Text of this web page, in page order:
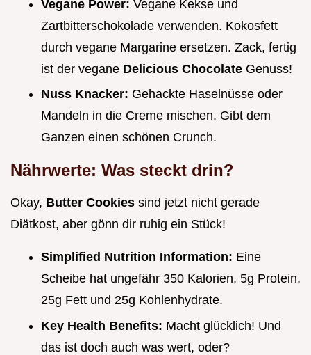
Vegane Power: Vegane Kekse und
Zartbitterschokolade verwenden. Kokosfett
durch vegane Margarine ersetzen. Zack, fertig
ist der vegane Delicious Chocolate Genuss!
Nuss Knacker: Gehackte Haselnüsse oder
Mandeln in die Creme mischen. Gibt dem
Ganzen einen schönen Crunch.
Nährwerte: Was steckt drin?
Okay, Butter Cookies sind jetzt nicht gerade
Diätkost, aber gönn dir ruhig ein Stück!
Simplified Nutrition Information: Eine
Scheibe hat ungefähr 350 Kalorien, 5g Protein,
25g Fett und 25g Kohlenhydrate.
Key Health Benefits: Macht glücklich! Und
das ist doch auch was wert, oder?